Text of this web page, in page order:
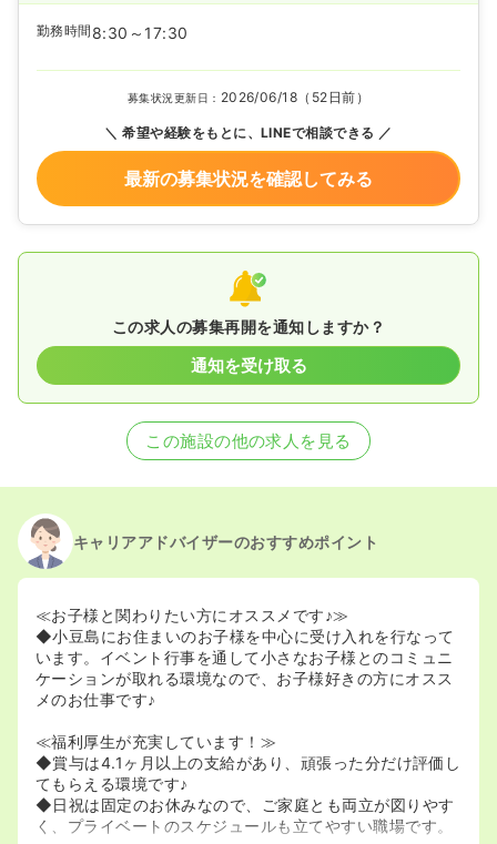
勤務時間 8:30～17:30
募集状況更新日： 2026/06/18（52日前）
希望や経験をもとに、LINEで相談できる
最新の募集状況を確認してみる
この求人の募集再開を通知しますか？
通知を受け取る
この施設の他の求人を見る
キャリアアドバイザーのおすすめポイント
≪お子様と関わりたい方にオススメです♪≫
◆小豆島にお住まいのお子様を中心に受け入れを行なって
います。イベント行事を通して小さなお子様とのコミュニ
ケーションが取れる環境なので、お子様好きの方にオスス
メのお仕事です♪
≪福利厚生が充実しています！≫
◆賞与は4.1ヶ月以上の支給があり、頑張った分だけ評価し
てもらえる環境です♪
◆日祝は固定のお休みなので、ご家庭とも両立が図りやす
く、プライベートのスケジュールも立てやすい職場です。